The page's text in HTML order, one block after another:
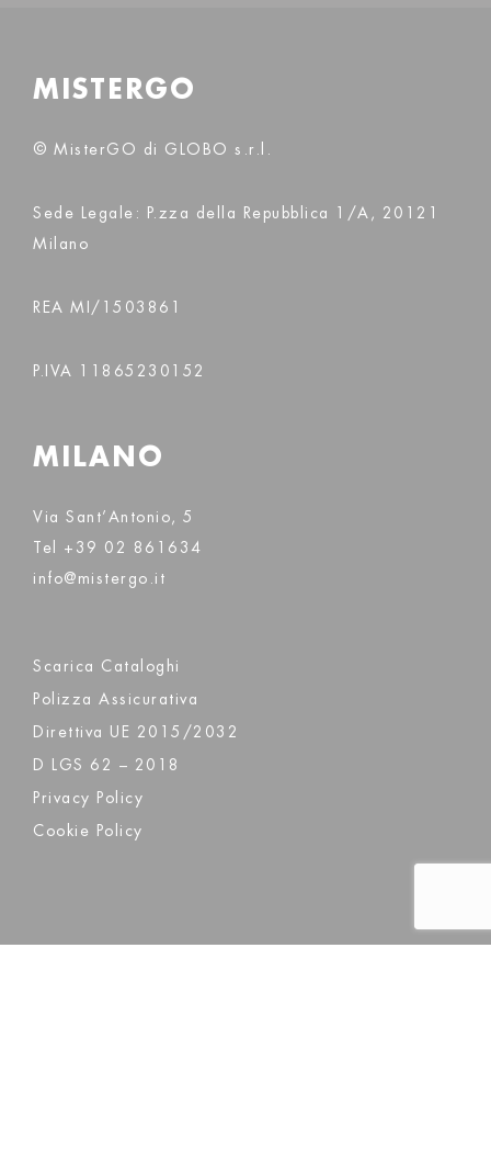
MISTERGO
© MisterGO di GLOBO s.r.l.
Sede Legale: P.zza della Repubblica 1/A, 20121
Milano
REA MI/1503861
P.IVA 11865230152
MILANO
Via Sant’Antonio, 5
Tel +39 02 861634
info@mistergo.it
Scarica Cataloghi
Polizza Assicurativa
Direttiva UE 2015/2032
D LGS 62 – 2018
Privacy Policy
Cookie Policy